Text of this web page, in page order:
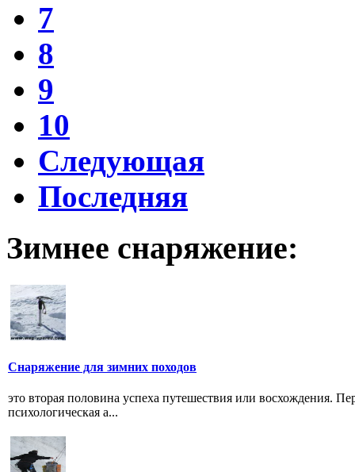
7
8
9
10
Следующая
Последняя
Зимнее снаряжение:
Снаряжение для зимних походов
это вторая половина успеха путешествия или восхождения.
психологическая а...